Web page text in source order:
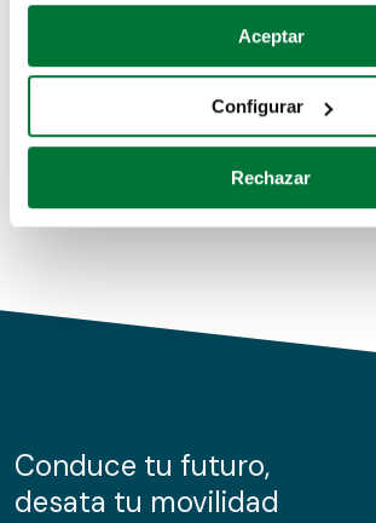
Si lo permite, también quisiéramos:
Recopilar información sobre su
Identificar su dispositivo
para buscar características
Obtenga más información sobre cómo
de cookies.
información sobre el uso que haga del
nuestros partners de redes sociales,
Aceptar
Configurar
Rechazar
Coches de segunda mano
Coches de km0
Conduce tu futuro,
desata tu movilidad